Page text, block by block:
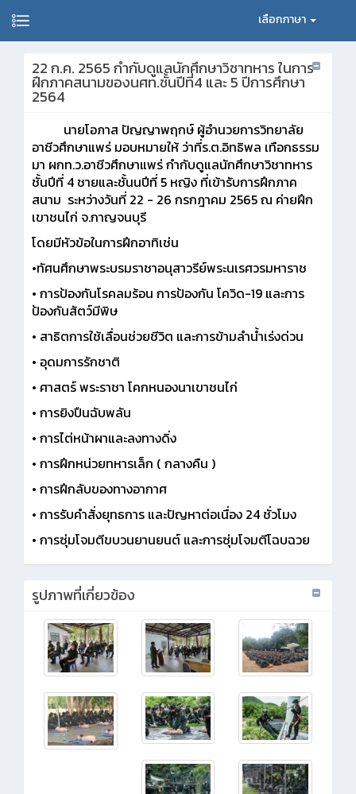
เลือกภาษา
22 ก.ค. 2565 กำกับดูแลนักศึกษาวิชาทหาร ในการ
ฝึกภาคสนามของ​นศท.ชั้นปีที่4 และ 5 ปีการศึกษา​
2564
นายโอภาส​ ปัญญาพฤกษ์​ ผู้อำนวยการวิทยาลัย
อาชีวศึกษาแพร่​ มอบหมายให้​ ว่าที่ร.ต.อิทธิพล​ เทือกธรรม
มา​ ผกท.ว.อาชีวศึกษาแพร่​ กำกับดูแลนักศึกษาวิชาทหาร
ชั้นปีที่ 4 ชายและชั้นนปีที่ 5 หญิง​ ที่เข้ารับการฝึกภาค
สนาม​ ระหว่างวันที่​ 22​ - 26 กรกฎาคม​ 2565 ณ​ ค่ายฝึก
เขาชนไก่​ จ.กาญจนบุรี​
โดยมีหัวข้อในการฝึกอาทิเช่น
•ทัศนศึกษาพระบรมราชาอนุสาวรีย์พระนเรศวรมหาราช
• การป้องกันโรคลมร้อน การป้องกัน โควิด-19 และการ
ป้องกันสัตว์มีพิษ
• สาธิตการใช้เลื่อนช่วยชีวิต และการข้ามลำน้ำเร่งด่วน
• อุดมการรักชาติ
• ศาสตร์ พระราชา โคกหนองนาเขาชนไก่
• การยิงปืนฉับพลัน
• การไต่หน้าผาและลงทางดิ่ง
• การฝึกหน่วยทหารเล็ก ( กลางคืน )
• การฝึกลับของทางอากาศ
• การรับคำสั่งยุทธการ และปัญหาต่อเนื่อง 24 ชั่วโมง
• การซุ่มโจมตีขบวนยานยนต์ และการซุ่มโจมตีโฉบฉวย
รูปภาพที่เกี่ยวข้อง